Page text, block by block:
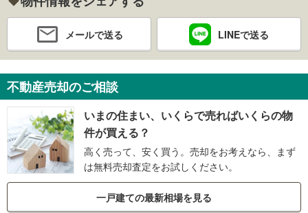
メールで送る LINEで送る
不動産売却のご相談
いまの住まい、いくらで売ればいくらの物
件が買える？
高く売って、安く買う。売却をお考えなら、まず
は無料売却査定をお試しください。
一戸建ての最新相場を見る